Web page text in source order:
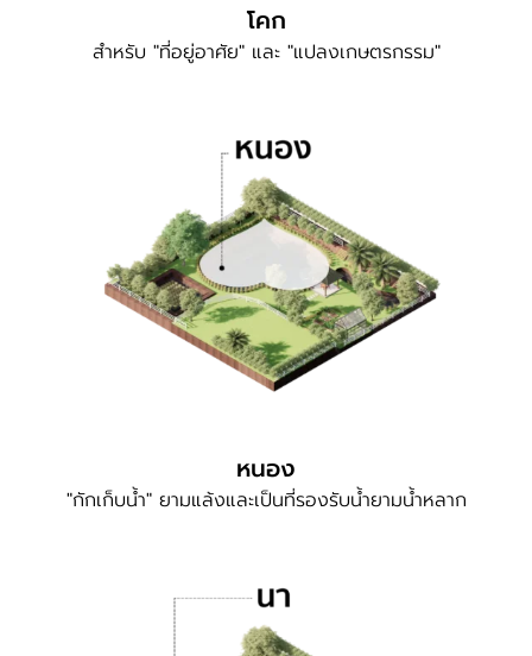
โคก
สำหรับ "ที่อยู่อาศัย" และ "แปลงเกษตรกรรม"
หนอง
"กักเก็บน้ำ" ยามแล้งและเป็นที่รองรับน้ำยามน้ำหลาก